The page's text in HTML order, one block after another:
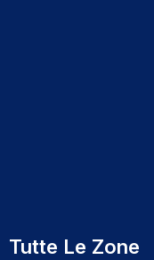
Tutte Le Zone